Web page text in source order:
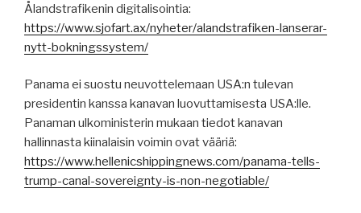
Ålandstrafikenin digitalisointia:
https://www.sjofart.ax/nyheter/alandstrafiken-lanserar-
nytt-bokningssystem/
Panama ei suostu neuvottelemaan USA:n tulevan
presidentin kanssa kanavan luovuttamisesta USA:lle.
Panaman ulkoministerin mukaan tiedot kanavan
hallinnasta kiinalaisin voimin ovat vääriä:
https://www.hellenicshippingnews.com/panama-tells-
trump-canal-sovereignty-is-non-negotiable/